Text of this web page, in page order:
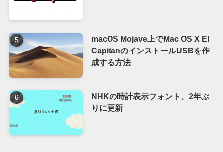
macOS Mojave上でMac OS X El
CapitanのインストールUSBを作
成する方法
NHKの時計表示フォント、2年ぶ
りに更新